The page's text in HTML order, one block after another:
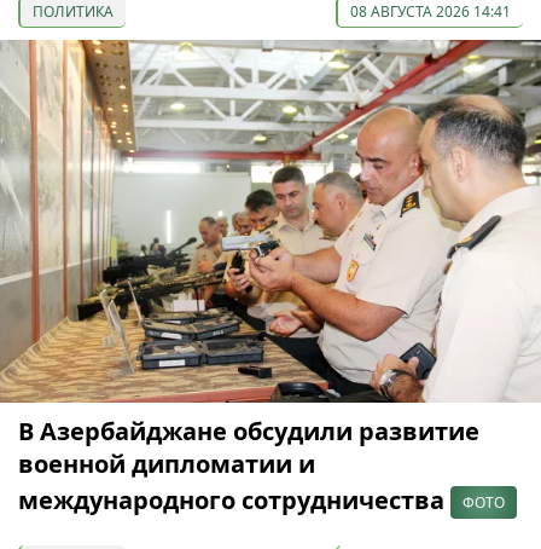
ПОЛИТИКА 08 АВГУСТА 2026 14:41
В Азербайджане обсудили развитие
военной дипломатии и
международного сотрудничества
ФОТО